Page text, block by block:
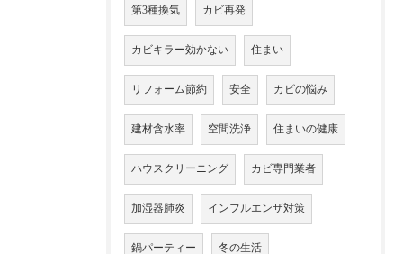
第3種換気 カビ再発
カビキラー効かない 住まい
リフォーム節約 安全 カビの悩み
建材含水率 空間洗浄 住まいの健康
ハウスクリーニング カビ専門業者
加湿器肺炎 インフルエンザ対策
鍋パーティー 冬の生活